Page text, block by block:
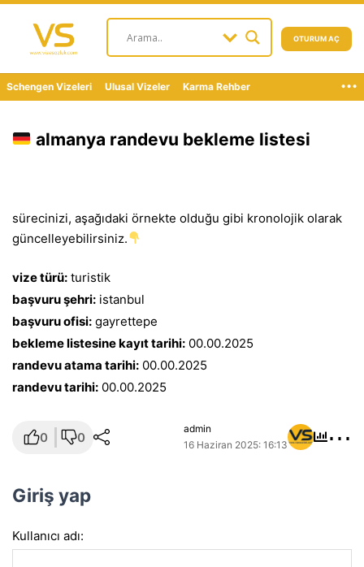
OTURUM AÇ
Schengen Vizeleri Ulusal Vizeler Karma Rehber ...
almanya randevu bekleme listesi
sürecinizi, aşağıdaki örnekte olduğu gibi kronolojik olarak
güncelleyebilirsiniz.
vize türü: turistik
başvuru şehri: istanbul
başvuru ofisi: gayrettepe
bekleme listesine kayıt tarihi: 00.00.2025
randevu atama tarihi: 00.00.2025
randevu tarihi: 00.00.2025
0 0
admin
16 Haziran 2025: 16:13
⋯
Giriş yap
Kullanıcı adı: